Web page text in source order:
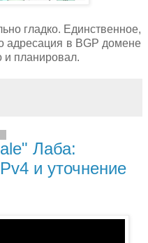
гладко. Единственное,
адресация в BGP домене
и планировал.
Лаба:
и уточнение